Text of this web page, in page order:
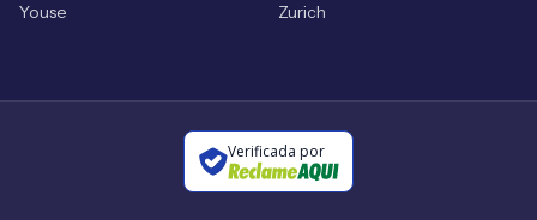
Youse
Zurich
Verificada por